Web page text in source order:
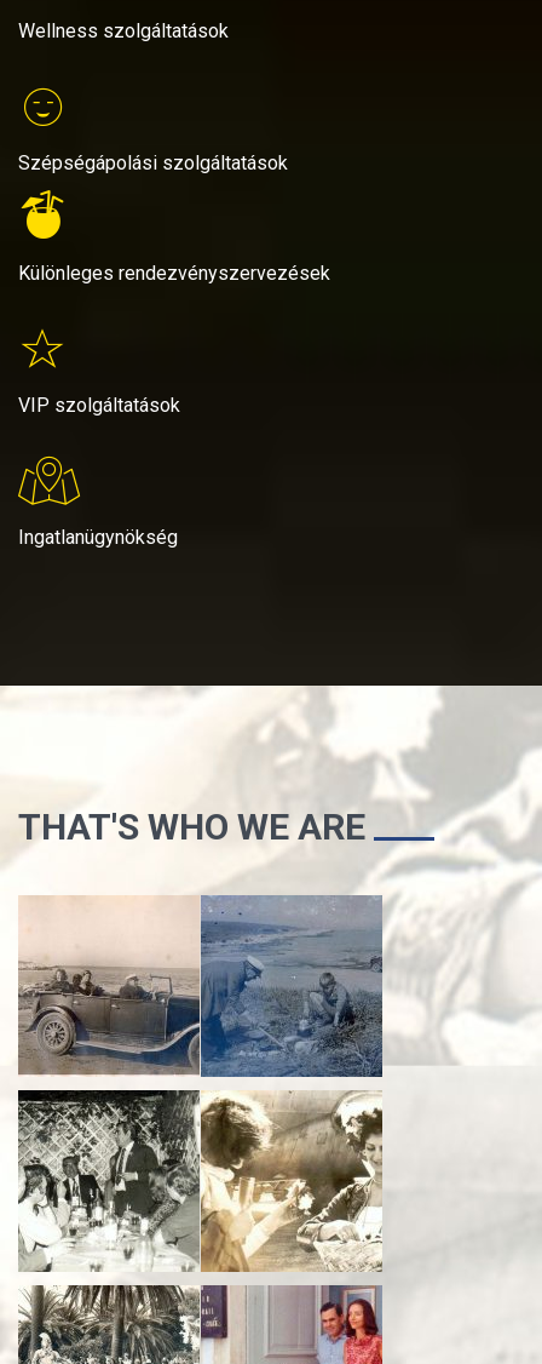
Wellness szolgáltatások
Szépségápolási szolgáltatások
Különleges rendezvényszervezések
VIP szolgáltatások
Ingatlanügynökség
THAT'S WHO WE ARE